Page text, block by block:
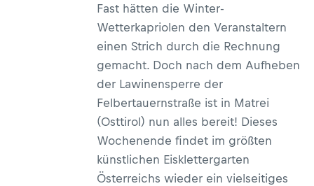
Fast hätten die Winter-
Wetterkapriolen den Veranstaltern
einen Strich durch die Rechnung
gemacht. Doch nach dem Aufheben
der Lawinensperre der
Felbertauernstraße ist in Matrei
(Osttirol) nun alles bereit! Dieses
Wochenende findet im größten
künstlichen Eisklettergarten
Österreichs wieder ein vielseitiges